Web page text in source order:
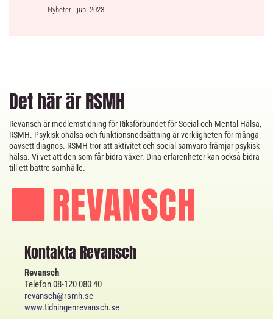
Nyheter | juni 2023
Det här är RSMH
Revansch är medlemstidning för Riksförbundet för Social och Mental Hälsa,
RSMH. Psykisk ohälsa och funktionsnedsättning är verkligheten för många
oavsett diagnos. RSMH tror att aktivitet och social samvaro främjar psykisk
hälsa. Vi vet att den som får bidra växer. Dina erfarenheter kan också bidra
till ett bättre samhälle.
Kontakta Revansch
Revansch
Telefon 08-120 080 40
revansch@rsmh.se
www.tidningenrevansch.se